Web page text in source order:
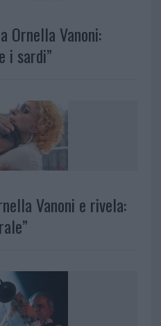
Ornella Vanoni:
i sardi”
Vanoni e rivela: